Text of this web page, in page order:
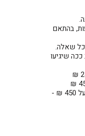
בין 4-8 שבועות, בהתאם
שאלה.
שיגיעו
משלוח חינם לכל הזמנה מעל 450 ₪ -